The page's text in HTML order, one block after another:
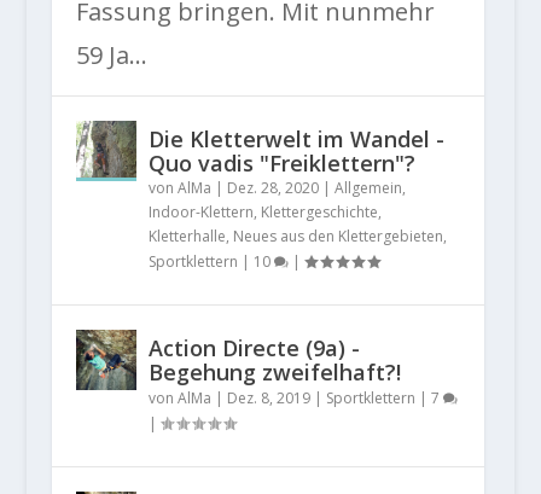
Fassung bringen. Mit nunmehr
59 Ja...
Die Kletterwelt im Wandel -
Quo vadis "Freiklettern"?
von AlMa | Dez. 28, 2020| Allgemein,
Indoor-Klettern, Klettergeschichte,
Kletterhalle, Neues aus den Klettergebieten,
Sportklettern | 10 |
Action Directe (9a) -
Begehung zweifelhaft?!
von AlMa | Dez. 8, 2019| Sportklettern | 7
|